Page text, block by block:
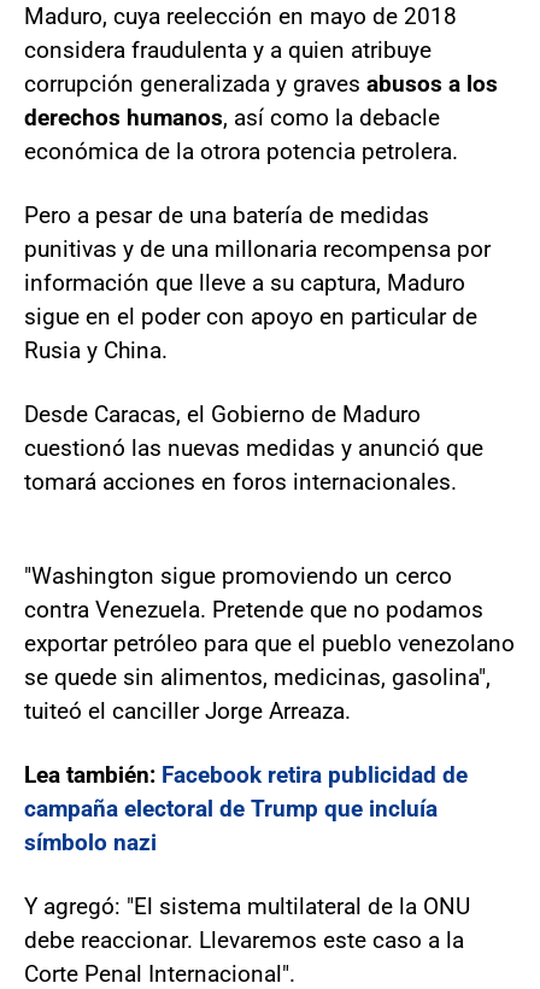
Maduro, cuya reelección en mayo de 2018
considera fraudulenta y a quien atribuye
corrupción generalizada y graves abusos a los
derechos humanos, así como la debacle
económica de la otrora potencia petrolera.
Pero a pesar de una batería de medidas
punitivas y de una millonaria recompensa por
información que lleve a su captura, Maduro
sigue en el poder con apoyo en particular de
Rusia y China.
Desde Caracas, el Gobierno de Maduro
cuestionó las nuevas medidas y anunció que
tomará acciones en foros internacionales.
"Washington sigue promoviendo un cerco
contra Venezuela. Pretende que no podamos
exportar petróleo para que el pueblo venezolano
se quede sin alimentos, medicinas, gasolina",
tuiteó el canciller Jorge Arreaza.
Lea también: Facebook retira publicidad de
campaña electoral de Trump que incluía
símbolo nazi
Y agregó: "El sistema multilateral de la ONU
debe reaccionar. Llevaremos este caso a la
Corte Penal Internacional".